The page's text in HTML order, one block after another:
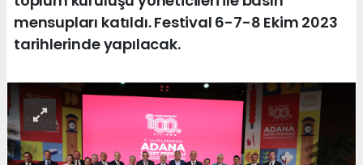
mensupları katıldı. Festival 6-7-8 Ekim 2023
tarihlerinde yapılacak.